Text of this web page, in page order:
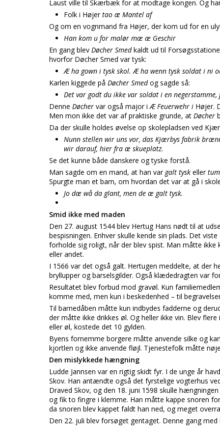
Laust ville til Skærbæk for at modtage kongen. Og
Folk i Højertao æ Mantel af
Og om en vognmand fra Højer, der kom ud for en
Han kom u for malør mæ æ Geschir
En gang blev Døcher Smedkaldt ud til
hvorfor Døcher Smed var tysk:
Æ ha gown i tysk skol. Æ ha wenn tysk soldat i ni
Karlen kiggede på Døcher Smedog sagde så:
Det var godt du ikke var soldat i en
Denne Døcher var også major iÆ Feuerwehr i Højer.
Men mon ikke det var af praktiske grunde, at Døcher
Da der skulle holdes øvelse op skolepladsen ved
Nunn stellen wir uns vor, das Kjærbys fabrik
wir darauf, hier fra æ skueplatz.
Se det kunne både danskere og tyske forstå.
Man sagde om en mand, at han var galt tysk eller
Spurgte man et barn, om hvordan det var at gå i
Jo dæ wå da glant, men de æ galt tysk.
Smid ikke med maden
Den 27. august 1544 blev Hertug Hans nødt til at
bespisningen. Enhver skulle kende sin plads. Det
forholde sig roligt, når der blev spist. Man måtte
eller andet.
I 1566 var det også galt. Hertugen meddelte, at der
bryllupper og barselsgilder. Også klædedragten var
Resultatet blev forbud mod gravøl. Kun
komme med, men kun i beskedenhed – til
Til barnedåben måtte kun indbydes fadderne og
der måtte ikke drikkes øl. Og heller ikke vin. Blev
eller øl, kostede det 10 gylden.
Byens fornemme borgere måtte anvende silke og
kjortlen og ikke anvende fløjl. Tjenestefolk måtte
Den mislykkede hængning
Ludde Jannsen var en rigtig skidt fyr. I de unge år
Skov. Han antændte også det fyrstelige vogterhus
Draved Skov, og den 18. juni 1598 skulle
og fik to fingre i klemme. Han måtte kappe snoren
da snoren blev kappet faldt han ned, og meget
Den 22. juli blev forsøget gentaget. Denne gang